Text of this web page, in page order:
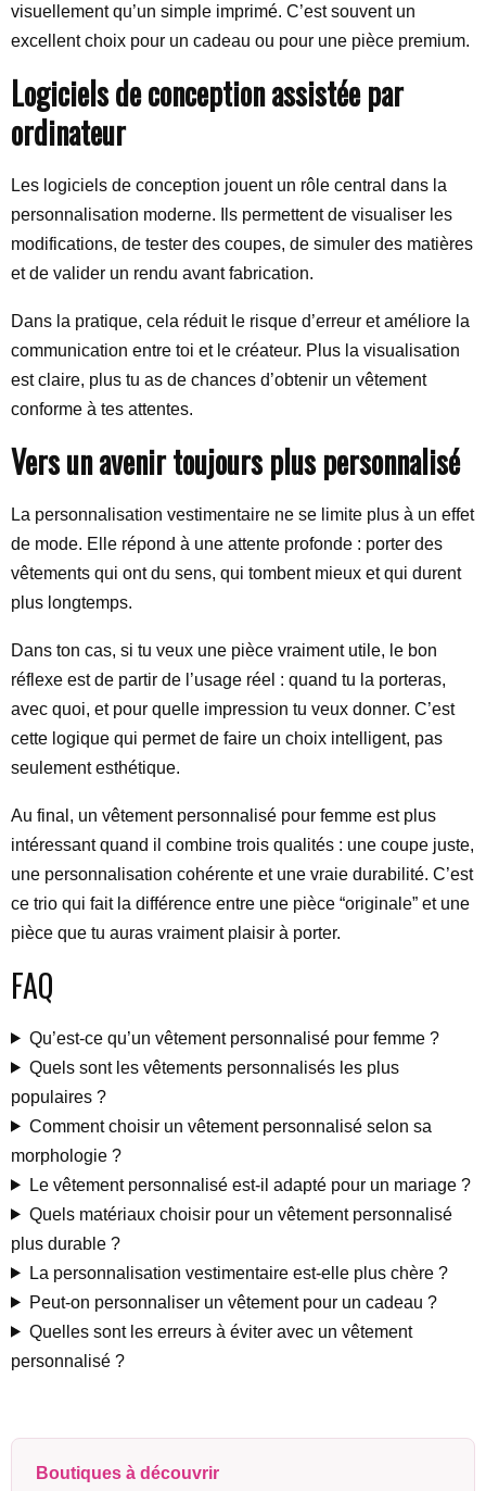
visuellement qu’un simple imprimé. C’est souvent un
excellent choix pour un cadeau ou pour une pièce premium.
Logiciels de conception assistée par
ordinateur
Les logiciels de conception jouent un rôle central dans la
personnalisation moderne. Ils permettent de visualiser les
modifications, de tester des coupes, de simuler des matières
et de valider un rendu avant fabrication.
Dans la pratique, cela réduit le risque d’erreur et améliore la
communication entre toi et le créateur. Plus la visualisation
est claire, plus tu as de chances d’obtenir un vêtement
conforme à tes attentes.
Vers un avenir toujours plus personnalisé
La personnalisation vestimentaire ne se limite plus à un effet
de mode. Elle répond à une attente profonde : porter des
vêtements qui ont du sens, qui tombent mieux et qui durent
plus longtemps.
Dans ton cas, si tu veux une pièce vraiment utile, le bon
réflexe est de partir de l’usage réel : quand tu la porteras,
avec quoi, et pour quelle impression tu veux donner. C’est
cette logique qui permet de faire un choix intelligent, pas
seulement esthétique.
Au final, un vêtement personnalisé pour femme est plus
intéressant quand il combine trois qualités : une coupe juste,
une personnalisation cohérente et une vraie durabilité. C’est
ce trio qui fait la différence entre une pièce “originale” et une
pièce que tu auras vraiment plaisir à porter.
FAQ
Qu’est-ce qu’un vêtement personnalisé pour femme ?
Quels sont les vêtements personnalisés les plus
populaires ?
Comment choisir un vêtement personnalisé selon sa
morphologie ?
Le vêtement personnalisé est-il adapté pour un mariage ?
Quels matériaux choisir pour un vêtement personnalisé
plus durable ?
La personnalisation vestimentaire est-elle plus chère ?
Peut-on personnaliser un vêtement pour un cadeau ?
Quelles sont les erreurs à éviter avec un vêtement
personnalisé ?
Boutiques à découvrir